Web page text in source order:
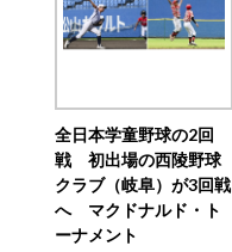
全日本学童野球の2回
戦 初出場の西陵野球
クラブ（岐阜）が3回戦
へ マクドナルド・ト
ーナメント